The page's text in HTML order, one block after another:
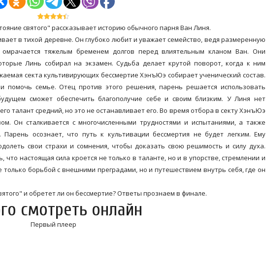
святого" рассказывает историю обычного парня Ван Линя.
в тихой деревне. Он глубоко любит и уважает семейство, ведя размеренную
тяжелым бременем долгов перед влиятельным кланом Ван. Они
Линь собирал на экзамен. Судьба делает крутой поворот, когда к ним
секта культивирующих бессмертие ХэнъЮэ собирает ученический состав.
семье. Отец против этого решения, парень решается использовать
сможет обеспечить благополучие себе и своим близким. У Линя нет
талант средний, но это не останавливает его. Во время отбора в секту ХэнъЮэ
Он сталкивается с многочисленными трудностями и испытаниями, а также
осознает, что путь к культивации бессмертия не будет легким. Ему
свои страхи и сомнения, чтобы доказать свою решимость и силу духа.
настоящая сила кроется не только в таланте, но и в упорстве, стремлении и
только борьбой с внешними преградами, но и путешествием внутрь себя, где он
и обретет ли он бессмертие? Ответы прознаем в финале.
смотреть онлайн
Первый плеер